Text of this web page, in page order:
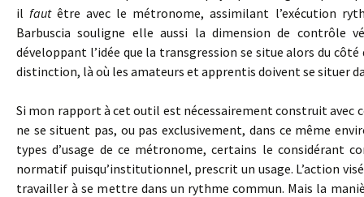
ilfautêtre avec le métronome, assimilant l’exécution
Barbuscia souligne elle aussi la dimension de contrôle
développant l’idée que la transgression se situe alors du
distinction, là où les amateurs et apprentis doivent se situer
Si mon rapport à cet outil est nécessairement construit avec
ne se situent pas, ou pas exclusivement, dans ce même
types d’usage de ce métronome, certains le considérant
normatif puisqu’institutionnel, prescrit un usage. L’action
travailler à se mettre dans un rythme commun. Mais la